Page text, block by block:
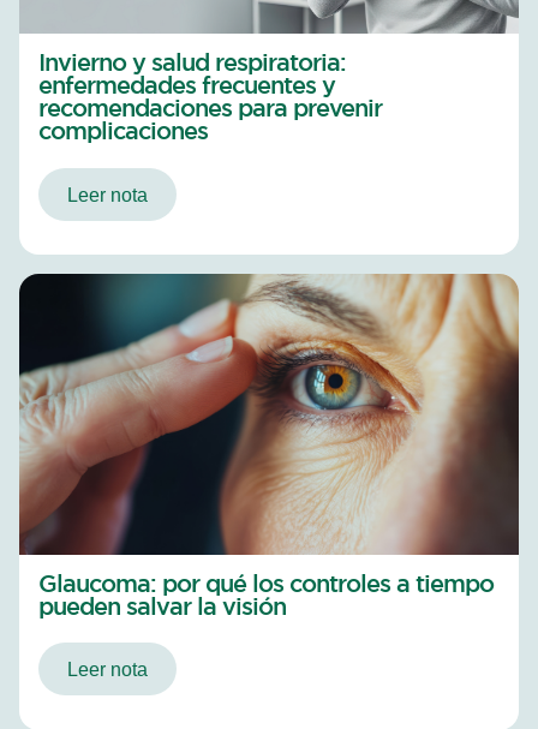
Invierno y salud respiratoria:
enfermedades frecuentes y
recomendaciones para prevenir
complicaciones
Leer nota
Glaucoma: por qué los controles a tiempo
pueden salvar la visión
Leer nota